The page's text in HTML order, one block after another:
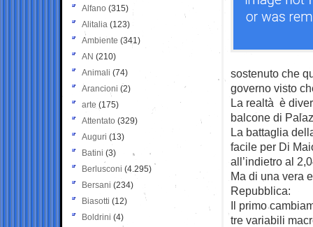
sostenuto che
governo visto
La realtà è
balcone di
La battaglia
facile per Di
all’indietro al
Ma di una vera
Repubblica:
Il primo
tre variabili
Alfano (315)
Alitalia (123)
Ambiente (341)
AN (210)
Animali (74)
Arancioni (2)
arte (175)
Attentato (329)
Auguri (13)
Batini (3)
Berlusconi (4.295)
Bersani (234)
Biasotti (12)
Boldrini (4)